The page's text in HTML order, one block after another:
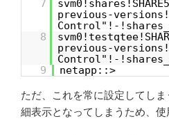
7
previous-
Control"!-
8
previous-
Control"!-
9
netapp::>
ただ、これを常に設定してし
細表示となってしまうため、使